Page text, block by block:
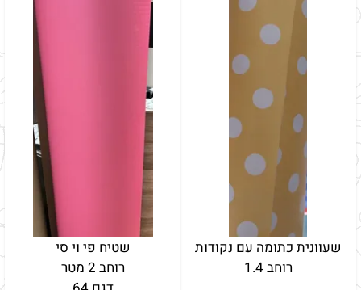
שעוונית כתומה עם נקודות
רוחב 1.4
שטיח פי וי סי
רוחב 2 מטר